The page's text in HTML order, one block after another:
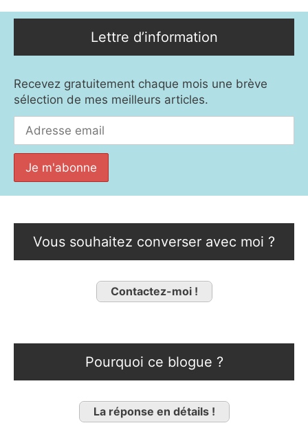
Lettre d’information
Recevez gratuitement chaque mois une brève
sélection de mes meilleurs articles.
Vous souhaitez converser avec moi ?
Contactez-moi !
Pourquoi ce blogue ?
La réponse en détails !